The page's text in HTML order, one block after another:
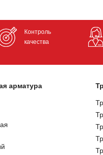
Контроль
качества
арматура